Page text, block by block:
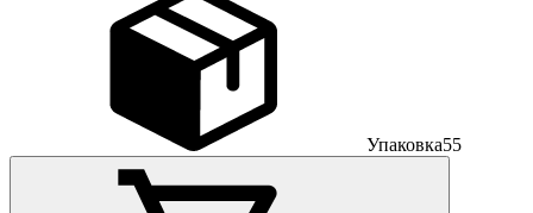
Упаковка55